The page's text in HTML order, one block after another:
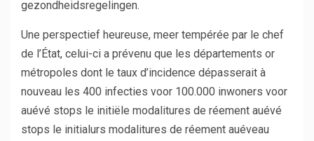
gezondheidsregelingen.
Une perspectief heureuse, meer tempérée par le chef
de l’État, celui-ci a prévenu que les départements or
métropoles dont le taux d’incidence dépasserait à
nouveau les 400 infecties voor 100.000 inwoners voor
auévé stops le initiële modalitures de réement auévé
stops le initialurs modalitures de réement auéveau